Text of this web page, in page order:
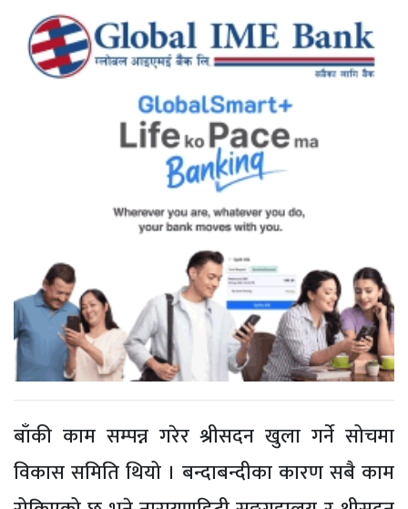
बाँकी काम सम्पन्न गरेर श्रीसदन खुला गर्ने सोचमा
विकास समिति थियो । बन्दाबन्दीका कारण सबै काम